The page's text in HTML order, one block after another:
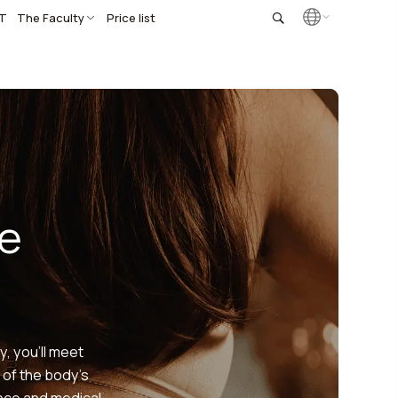
The Faculty Price list
you’ll meet
the body’s